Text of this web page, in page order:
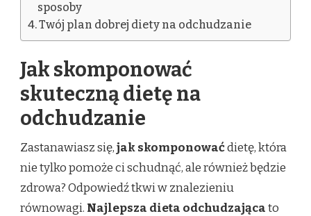
sposoby
Twój plan dobrej diety na odchudzanie
Jak skomponować
skuteczną dietę na
odchudzanie
Zastanawiasz się,jak skomponowaćdietę, która
nie tylko pomoże ci schudnąć, ale również będzie
zdrowa? Odpowiedź tkwi w znalezieniu
równowagi. Najlepsza dieta odchudzającato